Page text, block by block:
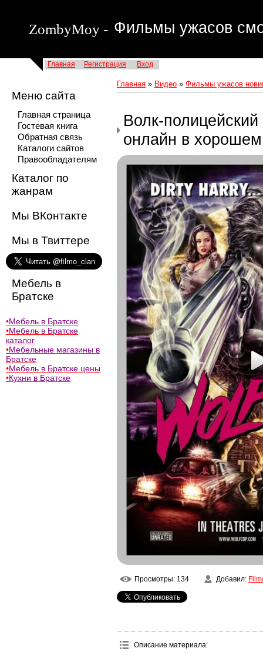
ZombyMoy - Фильмы ужасов
Главная Регистрация Вход
Меню сайта
Главная страница
Гостевая книга
Обратная связь
Каталоги сайтов
Правообладателям
Каталог по
жанрам
Мы ВКонтакте
Мы в Твиттере
Мебель в
Братске
•Мебель в Братске
•Мебель в Братске
каталог
•Мебельные магазины в
Братске
•Мебель в Братске цены
•Кухни в Братске
Главная » Видео » Фильмы ужасов
Волк-
онлайн в хорошем
Просмотры: 134 Добавил:
Описание материала: